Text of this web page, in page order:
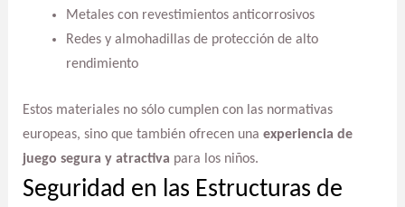
Metales con revestimientos anticorrosivos
Redes y almohadillas de protección de alto
rendimiento
Estos materiales no sólo cumplen con las normativas
europeas, sino que también ofrecen una experiencia de
juego segura y atractiva para los niños.
Seguridad en las Estructuras de